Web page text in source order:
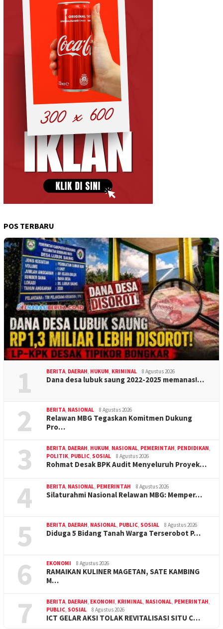
POS TERBARU
1 BERITA, DAERAH, HUKUM, KRIMINAL 8 Agustus 2026
Dana desa lubuk saung 2022-2025 memanas!…
2 BERITA, NASIONAL 8 Agustus 2026
Relawan MBG Tegaskan Komitmen Dukung
Pro…
3 BERITA, DAERAH, HUKUM, NASIONAL, PEMERINTAH, PENDIDIKAN,
POLITIK, PUBLIC, SOSIAL 8 Agustus 2026
Rohmat Desak BPK Audit Menyeluruh Proyek…
4 BERITA, NASIONAL, PEMERINTAH 8 Agustus 2026
Silaturahmi Nasional Relawan MBG: Memper…
5 BERITA, DAERAH, NASIONAL, PUBLIC, SOSIAL 8 Agustus 2026
Diduga 5 Bidang Tanah Warga Terserobot P…
6 EKONOMI 8 Agustus 2026
RAMAIKAN KULINER MAGETAN, SATE KAMBING
M…
7 BERITA, DAERAH, EKONOMI, KRIMINAL, NASIONAL, PEMERINTAH,
PUBLIC, SOSIAL 8 Agustus 2026
ICT GELAR AKSI TOLAK REVITALISASI SITU C…